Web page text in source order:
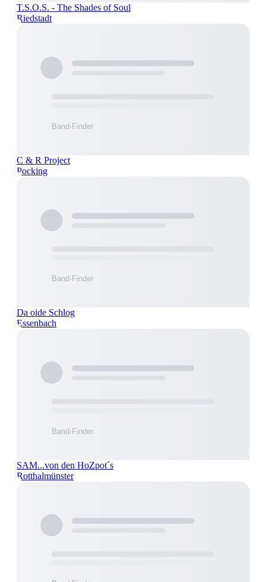
T.S.O.S. - The Shades of Soul
Riedstadt
C & R Project
Pocking
Da oide Schlog
Essenbach
SAM...von den HoZpot´s
Rotthalmünster